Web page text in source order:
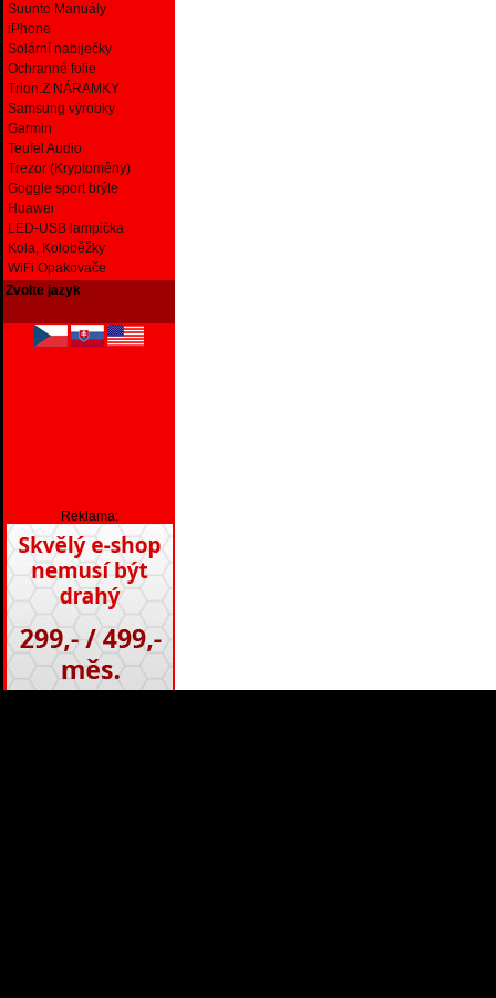
Suunto Manuály
iPhone
Solární nabiječky
Ochranné folie
Trion:Z NÁRAMKY
Samsung výrobky
Garmin
Teufel Audio
Trezor (Kryptoměny)
Goggle sport brýle
Huawei
LED-USB lampička
Kola, Koloběžky
WiFi Opakovače
Zvolte jazyk
Reklama: